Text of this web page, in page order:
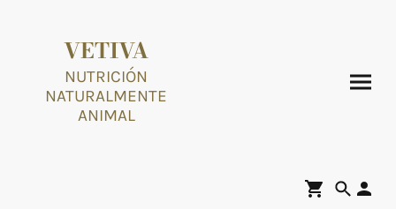
VETIVA
NUTRICIÓN
NATURALMENTE
ANIMAL